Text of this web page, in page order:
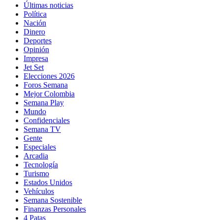
Últimas noticias
Política
Nación
Dinero
Deportes
Opinión
Impresa
Jet Set
Elecciones 2026
Foros Semana
Mejor Colombia
Semana Play
Mundo
Confidenciales
Semana TV
Gente
Especiales
Arcadia
Tecnología
Turismo
Estados Unidos
Vehículos
Semana Sostenible
Finanzas Personales
4 Patas